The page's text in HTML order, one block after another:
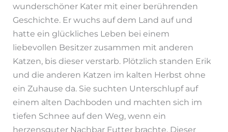
wunderschöner Kater mit einer berührenden
Geschichte. Er wuchs auf dem Land auf und
hatte ein glückliches Leben bei einem
liebevollen Besitzer zusammen mit anderen
Katzen, bis dieser verstarb. Plötzlich standen Erik
und die anderen Katzen im kalten Herbst ohne
ein Zuhause da. Sie suchten Unterschlupf auf
einem alten Dachboden und machten sich im
tiefen Schnee auf den Weg, wenn ein
herzensguter Nachbar Futter brachte. Dieser